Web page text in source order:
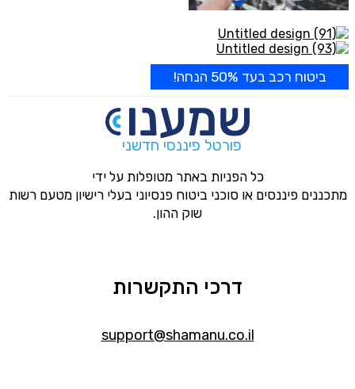
ביטוח רכב בעד 50% הנחה!
פורטל פיננסי חדשני
כל הפניות באתר מטופלות על ידי
מתכננים פיננסים או סוכני ביטוח פנסיוני בעלי רישיון מטעם רשות
שוק ההון.
דרכי התקשרות
support@shamanu.co.il